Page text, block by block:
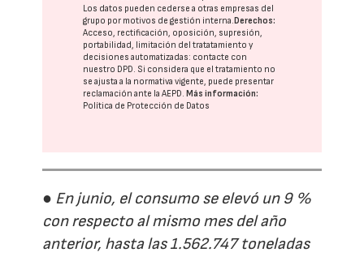
Los datos pueden cederse a otras empresas del
grupo por motivos de gestión interna. Derechos:
Acceso, rectificación, oposición, supresión,
portabilidad, limitación del tratatamiento y
decisiones automatizadas: contacte con
nuestro DPD. Si considera que el tratamiento no
se ajusta a la normativa vigente, puede presentar
reclamación ante laAEPD. Más información:
Política de Protección de Datos
● En junio, el consumo se elevó un 9 %
con respecto al mismo mes del año
anterior, hasta las 1.562.747 toneladas